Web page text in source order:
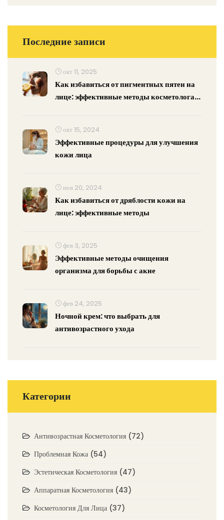
Последние записи
окт 11, 2025
Как избавиться от пигментных пятен на
лице: эффективные методы косметолога в
окт 15, 2024
Эффективные процедуры для улучшения
кожи лица
ноя 20, 2024
Как избавиться от дряблости кожи на
лице: эффективные методы
фев 3, 2025
Эффективные методы очищения
организма для борьбы с акне
фев 24, 2025
Ночной крем: что выбрать для
антивозрастного ухода
Категории
Антивозрастная Косметология (72)
Проблемная Кожа (54)
Эстетическая Косметология (47)
Аппаратная Косметология (43)
Косметология Для Лица (37)